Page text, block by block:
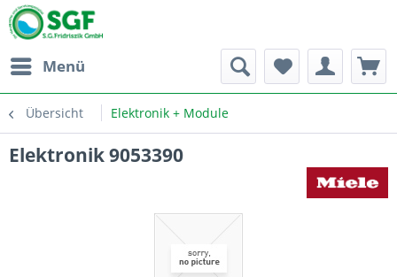
Menü
Übersicht Elektronik + Module
Elektronik 9053390